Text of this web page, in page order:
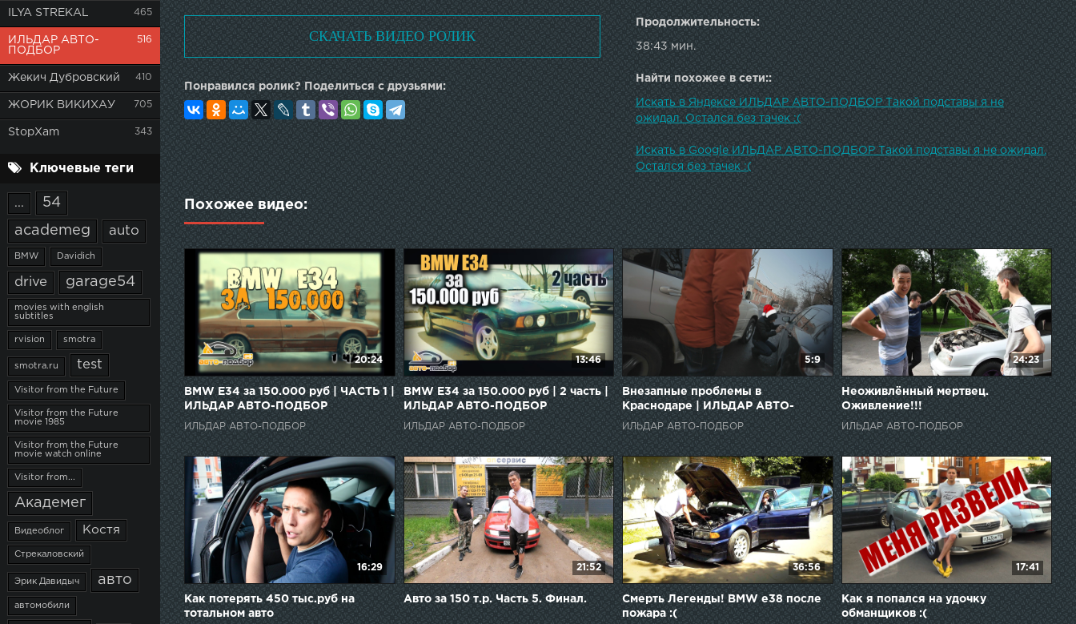
ILYA STREKAL 465
ИЛЬДАР АВТО-
ПОДБОР
516
Жекич Дубровский 410
ЖОРИК ВИКИХАУ 705
StopXam 343
Ключевые теги
... 54
academeg auto
BMW Davidich
drive garage54
movies with english
subtitles
rvision smotra
smotra.ru test
Visitor from the Future
Visitor from the Future
movie 1985
Visitor from the Future
movie watch online
Visitor from...
Академег
Видеоблог Костя
Стрекаловский
Эрик Давидыч авто
автомобили
ходовой части.Ильдар в ВК: vk.com/cars_podbor Ильдар в ИНСТАГРАМ:
Ильдар в Facebook : Ильдар на DRIVE2 : Москва: +7-495-118-26-22, +7
963-656-16-16Санкт-Петербург: +7 812 425 62 20Нижний Новгород : +7
(831) 235-12-92Краснодар: +7 (861) 203-46-09Тула: +7 (4872) 74-03-09
Казань: +7 (843) 207-29-27 Обзоры лучших автомобилей в своем
бюджете: Развод и Обман при покупке : Группа ВК: Instagram: Сайт:
Консультации бесплатно! Обращайтесь!
Продолжительность:
38:43 мин.
Найти похожее в сети::
Искать в Яндексе ИЛЬДАР АВТО-ПОДБОР Такой подставы я не
ожидал. Остался без тачек :(
Искать в Google ИЛЬДАР АВТО-ПОДБОР Такой подставы я не ожидал.
Остался без тачек :(
СКАЧАТЬ ВИДЕО РОЛИК
Понравился ролик? Поделиться с друзьями:
Похожее видео:
20:24
BMW E34 за 150.000 руб | ЧАСТЬ 1 |
ИЛЬДАР АВТО-ПОДБОР
ИЛЬДАР АВТО-ПОДБОР
13:46
BMW E34 за 150.000 руб | 2 часть |
ИЛЬДАР АВТО-ПОДБОР
ИЛЬДАР АВТО-ПОДБОР
5:9
Внезапные проблемы в
Краснодаре | ИЛЬДАР АВТО-
ПОДБОР
ИЛЬДАР АВТО-ПОДБОР
24:23
Неоживлённый мертвец.
Оживление!!!
ИЛЬДАР АВТО-ПОДБОР
16:29
Как потерять 450 тыс.руб на
тотальном авто
21:52
Авто за 150 т.р. Часть 5. Финал.
36:56
Смерть Легенды! BMW e38 после
пожара :(
17:41
Как я попался на удочку
обманщиков :(